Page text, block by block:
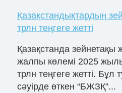
Қазақстандықтардың
трлн теңгеге жетті
Қазақстанда зейнетақы
жалпы көлемі 2025
трлн теңгеге жетті.
сәуірде өткен “БЖЗҚ”...